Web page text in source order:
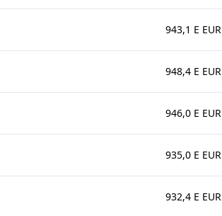
943,1 E EUR
948,4 E EUR
946,0 E EUR
935,0 E EUR
932,4 E EUR